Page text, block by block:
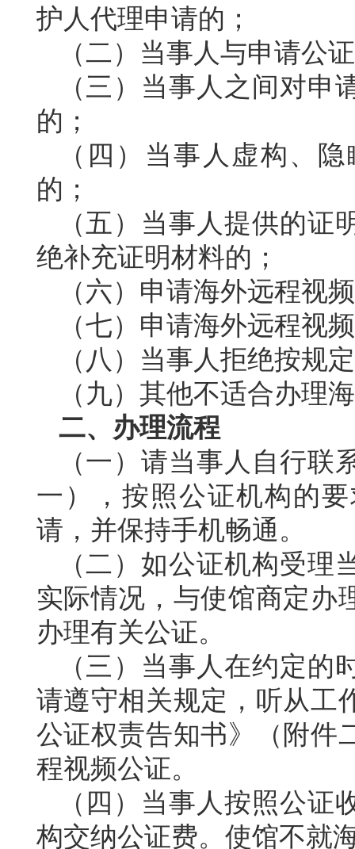
护人代理申请的；
（二）当事人与申请公
（三）当事人之间对
的；
（四）当事人虚构、
的；
（五）当事人提供的
绝补充证明材料的；
（六）申请海外远程视
（七）申请海外远程视
（八）当事人拒绝按规
（九）其他不适合办理
二、办理流程
（一）请当事人自行
一），按照公证机构的
请，并保持手机畅通。
（二）如公证机构受
实际情况，与使馆商定办
办理有关公证。
（三）当事人在约定
请遵守相关规定，听从工
公证权责告知书》（附件
程视频公证。
（四）当事人按照公
构交纳公证费。使馆不就